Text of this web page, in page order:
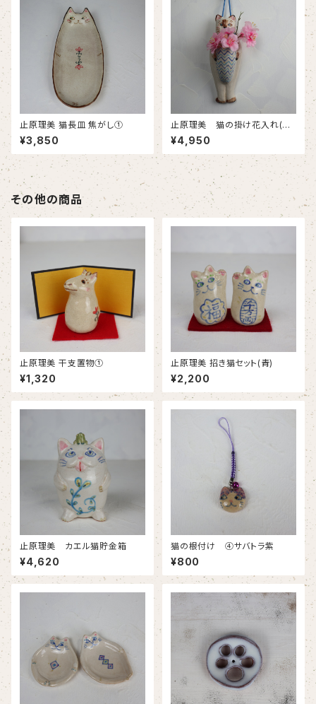
止原理美 猫長皿 焦がし①
¥3,850
止原理美 猫の掛け花入れ(シ
ャム猫)
¥4,950
その他の商品
止原理美 干支置物①
¥1,320
止原理美 招き猫セット(青)
¥2,200
止原理美 カエル猫貯金箱
¥4,620
猫の根付け ④サバトラ紫
¥800